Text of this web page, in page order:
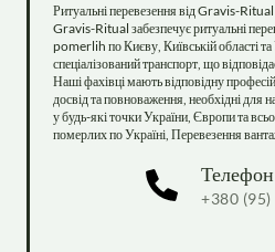
Ритуальні перевезення від Gravis-Ritual
Gravis-Ritual забезпечує ритуальні
pomerlih по Києву, Київській області
спеціалізований транспорт, що
Наші фахівці мають відповідну
досвід та повноваження, необхідні для
у будь-які точки України, Європи та
померлих по Україні, Перевезення
Телефон
+380